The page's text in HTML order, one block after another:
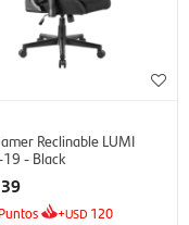
Reclinable LUMI
- Black
Puntos +USD 120